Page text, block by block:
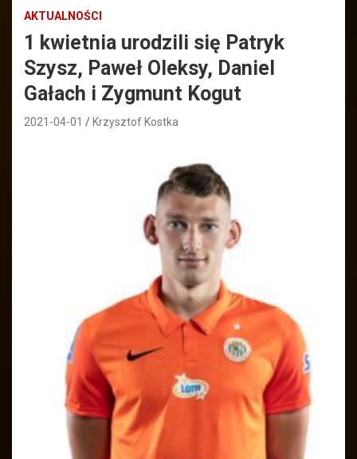
AKTUALNOŚCI
1 kwietnia urodzili się Patryk
Szysz, Paweł Oleksy, Daniel
Gałach i Zygmunt Kogut
2021-04-01 Krzysztof Kostka